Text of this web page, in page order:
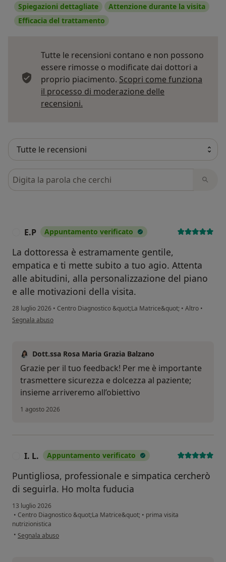
Spiegazioni dettagliate
Attenzione durante la visita
Efficacia del trattamento
Tutte le recensioni contano e non possono
essere rimosse o modificate dai dottori a
proprio piacimento. Scopri come funziona
il processo di moderazione delle
recensioni.
Cerca nelle recensioni
E.P Appuntamento verificato
La dottoressa è estramamente gentile,
empatica e ti mette subito a tuo agio. Attenta
alle abitudini, alla personalizzazione del piano
e alle motivazioni della visita.
28 luglio 2026 • Centro Diagnostico &quot;La Matrice&quot; • Altro •
secondo l'opinione dell'utente E.P
Segnala abuso
Dott.ssa Rosa Maria Grazia Balzano
Grazie per il tuo feedback! Per me è importante
trasmettere sicurezza e dolcezza al paziente;
insieme arriveremo all’obiettivo
1 agosto 2026
I. L. Appuntamento verificato
Puntigliosa, professionale e simpatica cercherò
di seguirla. Ho molta fuducia
13 luglio 2026
• Centro Diagnostico &quot;La Matrice&quot; • prima visita
nutrizionistica
• secondo l'opinione dell'utente I. L.
Segnala abuso